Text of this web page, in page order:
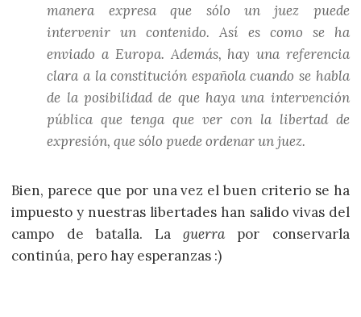
manera expresa que sólo un juez puede
intervenir un contenido. Así es como se ha
enviado a Europa. Además, hay una referencia
clara a la constitución española cuando se habla
de la posibilidad de que haya una intervención
pública que tenga que ver con la libertad de
expresión, que sólo puede ordenar un juez.
Bien, parece que por una vez el buen criterio se ha
impuesto y nuestras libertades han salido vivas del
campo de batalla. Laguerra por conservarla
continúa, pero hay esperanzas :)